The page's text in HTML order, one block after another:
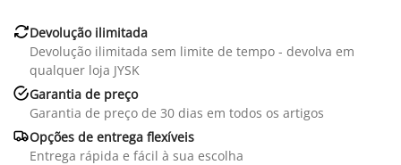
Devolução ilimitada
Devolução ilimitada sem limite de tempo - devolva em
qualquer loja JYSK
Garantia de preço
Garantia de preço de 30 dias em todos os artigos
Opções de entrega flexíveis
Entrega rápida e fácil à sua escolha